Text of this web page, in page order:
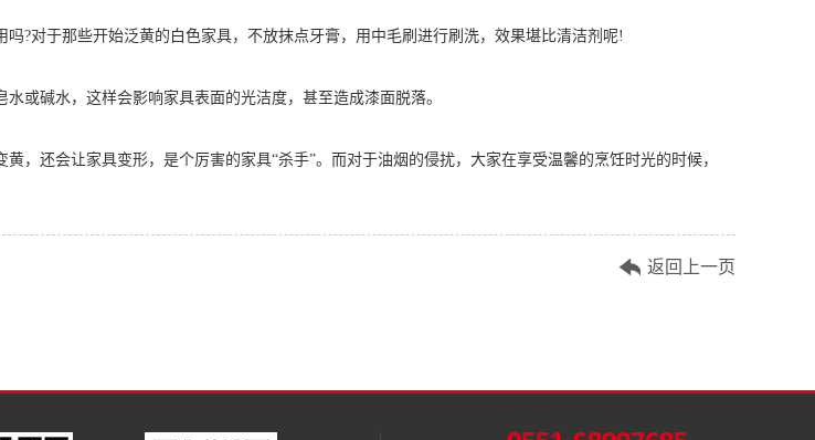
对于那些开始泛黄的白色家具，不放抹点牙膏，用中毛刷进行刷洗，效果堪比清洁剂呢!
碱水，这样会影响家具表面的光洁度，甚至造成漆面脱落。
还会让家具变形，是个厉害的家具“杀手”。而对于油烟的侵扰，大家在享受温馨的烹饪时光的时候，
返回上一页